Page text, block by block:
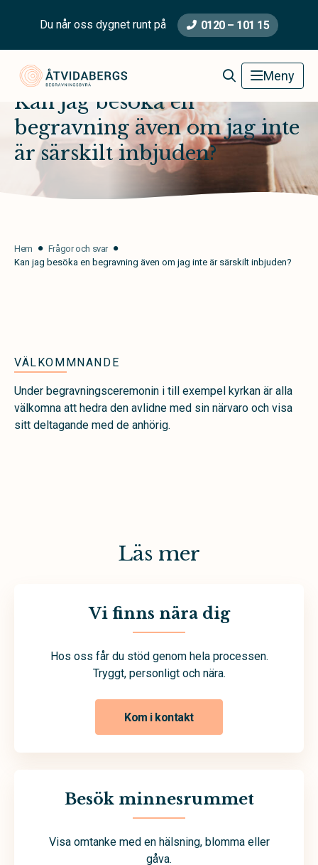
Du når oss dygnet runt på 0120 – 101 15
Åtvidabergs BegravningsbyråMeny
Kan jag besöka en
begravning även om jag inte
är särskilt inbjuden?
Hem
Frågor och svar
Kan jag besöka en begravning även om jag inte är särskilt inbjuden?
VÄLKOMMNANDE
Under begravningsceremonin i till exempel kyrkan är alla
välkomna att hedra den avlidne med sin närvaro och visa
sitt deltagande med de anhörig.
Läs mer
Vi finns nära dig
Hos oss får du stöd genom hela processen.
Tryggt, personligt och nära.
Kom i kontakt
Besök minnesrummet
Visa omtanke med en hälsning, blomma eller
gåva.